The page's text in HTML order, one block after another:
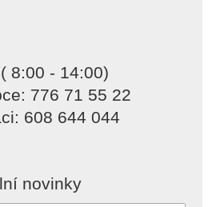
8:00 - 14:00)
776 71 55 22
608 644 044
novinky